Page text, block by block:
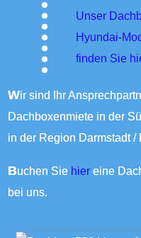
Unser Dachboxen-Angebot für andere
Hyundai-
finden Sie
Wir sind Ihr Ansprechpartner wenn es um die
Dachboxenmiete in der
in der Region Darmstadt /
Buchen Sie hier eine
bei uns.